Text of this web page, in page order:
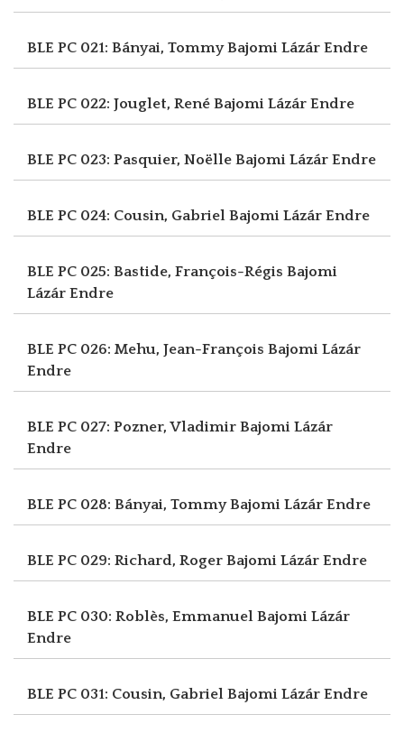
BLE PC 021: Bányai, TommyBajomi Lázár Endre
BLE PC 022: Jouglet, René Bajomi Lázár Endre
BLE PC 023: Pasquier, Noëlle Bajomi Lázár Endre
BLE PC 024: Cousin, Gabriel Bajomi Lázár Endre
BLE PC 025: Bastide, François-Régis Bajomi
Lázár Endre
BLE PC 026: Mehu, Jean-François Bajomi Lázár
Endre
BLE PC 027: Pozner, Vladimir Bajomi Lázár
Endre
BLE PC 028: Bányai, TommyBajomi Lázár Endre
BLE PC 029: Richard, Roger Bajomi Lázár Endre
BLE PC 030: Roblès, Emmanuel Bajomi Lázár
Endre
BLE PC 031: Cousin, Gabriel Bajomi Lázár Endre